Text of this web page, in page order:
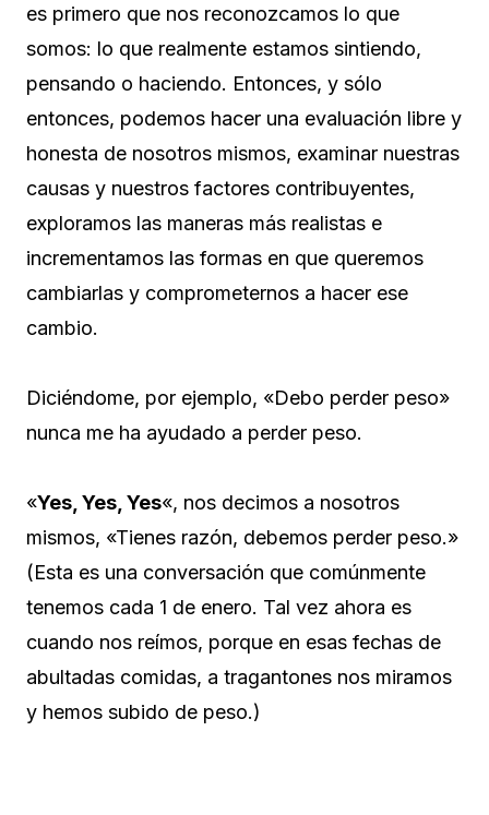
es primero que nos reconozcamos lo que
somos: lo que realmente estamos sintiendo,
pensando o haciendo. Entonces, y sólo
entonces, podemos hacer una evaluación libre y
honesta de nosotros mismos, examinar nuestras
causas y nuestros factores contribuyentes,
exploramos las maneras más realistas e
incrementamos las formas en que queremos
cambiarlas y comprometernos a hacer ese
cambio.
Diciéndome, por ejemplo, «Debo perder peso»
nunca me ha ayudado a perder peso.
«Yes, Yes, Yes«, nos decimos a nosotros
mismos, «Tienes razón, debemos perder peso.»
(Esta es una conversación que comúnmente
tenemos cada 1 de enero. Tal vez ahora es
cuando nos reímos, porque en esas fechas de
abultadas comidas, a tragantones nos miramos
y hemos subido de peso.)